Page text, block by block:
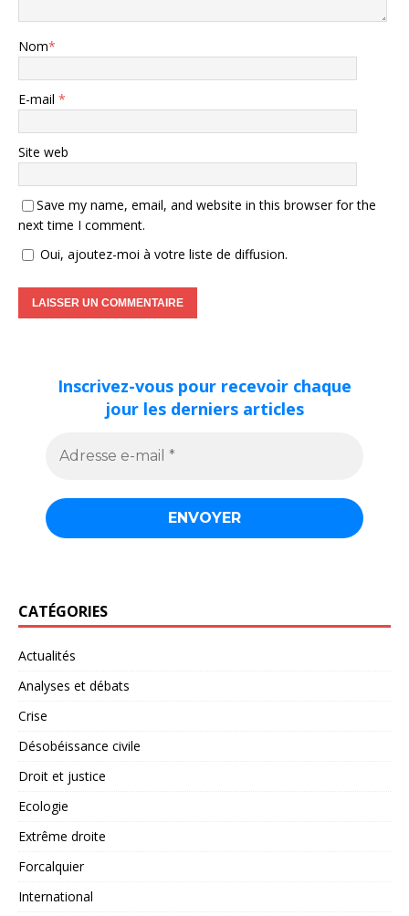
Nom*
E-mail *
Site web
Save my name, email, and website in this browser for the
next time I comment.
Oui, ajoutez-moi à votre liste de diffusion.
Inscrivez-vous pour recevoir chaque
jour les derniers articles
CATÉGORIES
Actualités
Analyses et débats
Crise
Désobéissance civile
Droit et justice
Ecologie
Extrême droite
Forcalquier
International